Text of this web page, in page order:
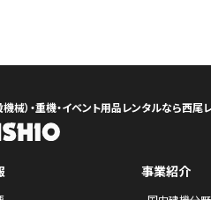
機械）・重機・イベント用品レンタルなら西尾
事業紹介